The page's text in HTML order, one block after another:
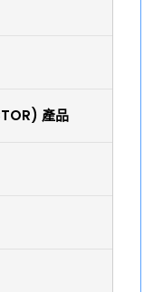
產品